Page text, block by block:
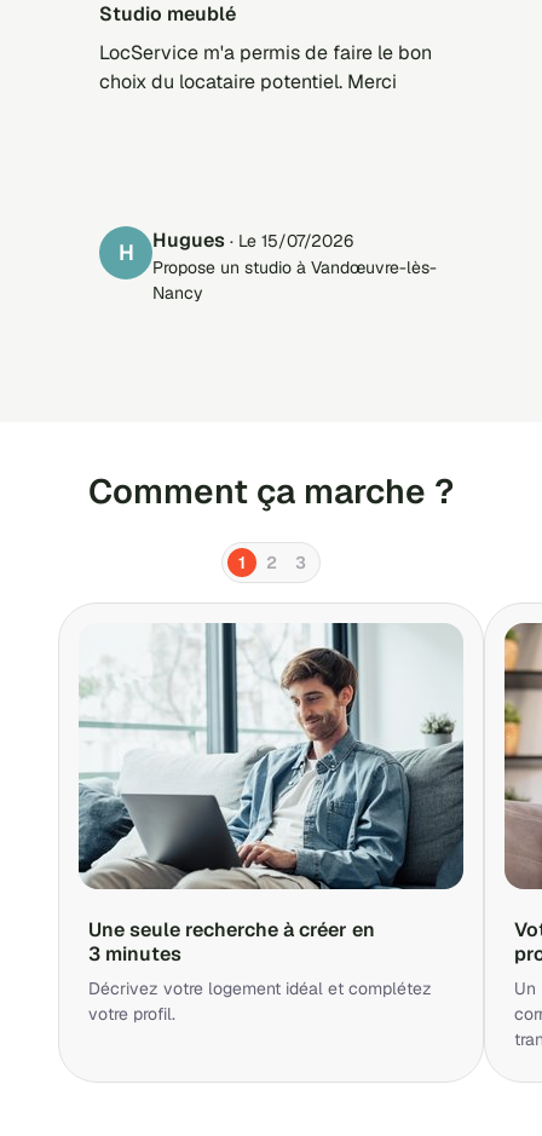
Studio meublé
LocService m'a permis de faire le bon
choix du locataire potentiel. Merci
H Hugues · Le 15/07/2026
Propose un studio à Vandœuvre-lès-
Nancy
Comment ça marche ?
1 2 3
Une seule recherche à créer en
3 minutes
Décrivez votre logement idéal et complétez
votre profil.
Un